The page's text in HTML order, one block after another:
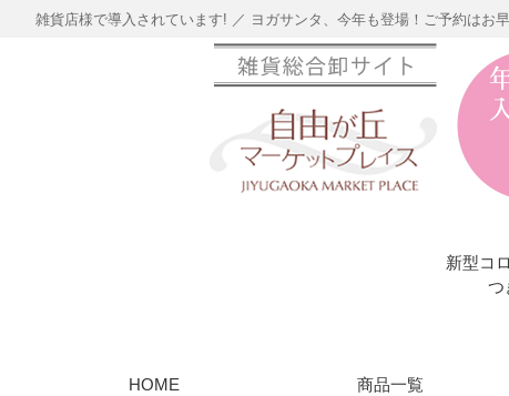
雑貨店様で導入されています! ／ ヨガサンタ、今年も登場！ご予約はお
新型コ
つ
HOME 商品一覧